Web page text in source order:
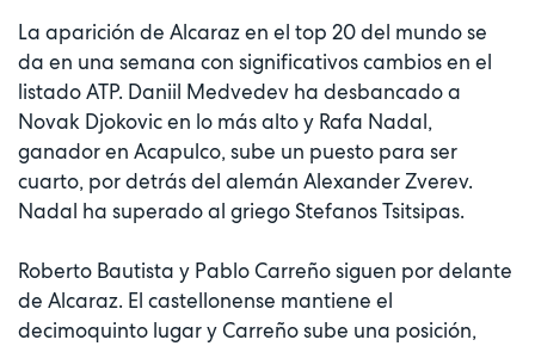
La aparición de Alcaraz en el top 20 del mundo se
da en una semana con significativos cambios en el
listado ATP. Daniil Medvedev ha desbancado a
Novak Djokovic en lo más alto y Rafa Nadal,
ganador en Acapulco, sube un puesto para ser
cuarto, por detrás del alemán Alexander Zverev.
Nadal ha superado al griego Stefanos Tsitsipas.
Roberto Bautista y Pablo Carreño siguen por delante
de Alcaraz. El castellonense mantiene el
decimoquinto lugar y Carreño sube una posición,